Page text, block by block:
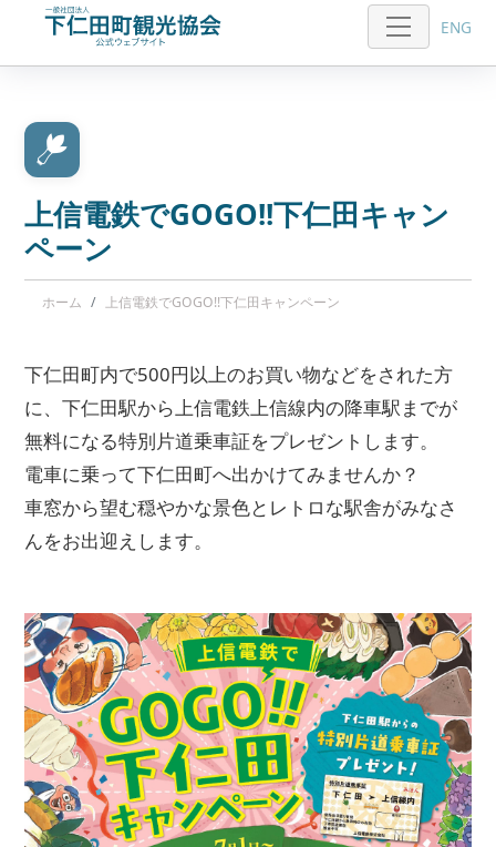
ENG
上信電鉄でGOGO!!下仁田キャン
ペーン
ホーム 上信電鉄でGOGO!!下仁田キャンペーン
下仁田町内で500円以上のお買い物などをされた方
に、下仁田駅から上信電鉄上信線内の降車駅までが
無料になる特別片道乗車証をプレゼントします。
電車に乗って下仁田町へ出かけてみませんか？
車窓から望む穏やかな景色とレトロな駅舎がみなさ
んをお出迎えします。